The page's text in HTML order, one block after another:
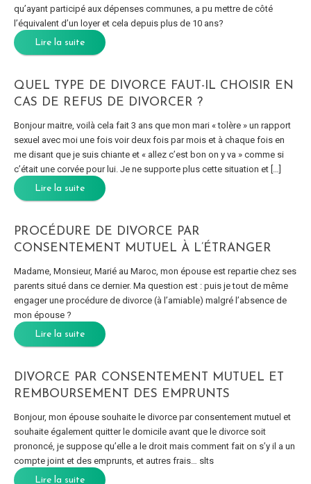
qu’ayant participé aux dépenses communes, a pu mettre de côté
l’équivalent d’un loyer et cela depuis plus de 10 ans?
Lire la suite
QUEL TYPE DE DIVORCE FAUT-IL CHOISIR EN
CAS DE REFUS DE DIVORCER ?
Bonjour maitre, voilà cela fait 3 ans que mon mari « tolère » un rapport
sexuel avec moi une fois voir deux fois par mois et à chaque fois en
me disant que je suis chiante et « allez c’est bon on y va » comme si
c’était une corvée pour lui. Je ne supporte plus cette situation et […]
Lire la suite
PROCÉDURE DE DIVORCE PAR
CONSENTEMENT MUTUEL À L’ÉTRANGER
Madame, Monsieur, Marié au Maroc, mon épouse est repartie chez ses
parents situé dans ce dernier. Ma question est : puis je tout de même
engager une procédure de divorce (à l’amiable) malgré l’absence de
mon épouse ?
Lire la suite
DIVORCE PAR CONSENTEMENT MUTUEL ET
REMBOURSEMENT DES EMPRUNTS
Bonjour, mon épouse souhaite le divorce par consentement mutuel et
souhaite également quitter le domicile avant que le divorce soit
prononcé, je suppose qu’elle a le droit mais comment fait on s’y il a un
compte joint et des emprunts, et autres frais… slts
Lire la suite